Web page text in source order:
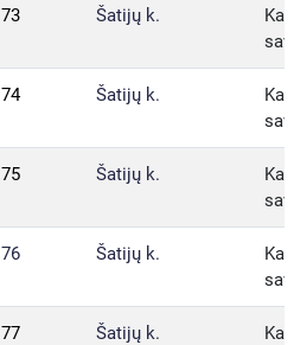
73 Šatijų k.
74 Šatijų k.
75 Šatijų k.
76 Šatijų k.
77 Šatijų k.